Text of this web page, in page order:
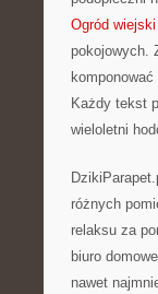
Ogród wiejski
pokojowych.
Każdy tekst
wieloletni
różnych
relaksu za
biuro
nawet